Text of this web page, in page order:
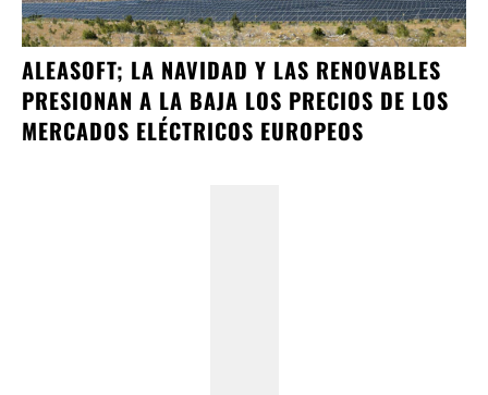
ALEASOFT; LA NAVIDAD Y LAS RENOVABLES
PRESIONAN A LA BAJA LOS PRECIOS DE LOS
MERCADOS ELÉCTRICOS EUROPEOS